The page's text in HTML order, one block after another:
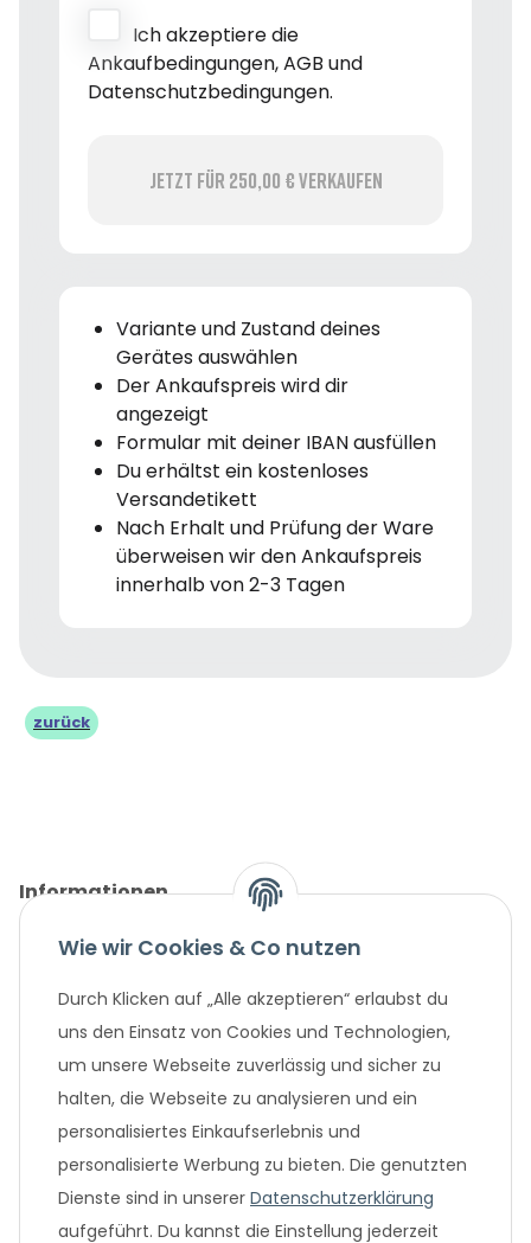
Ich akzeptiere die
Ankaufbedingungen, AGB und
Datenschutzbedingungen.
Jetzt für 250,00 € verkaufen
Variante und Zustand deines
Gerätes auswählen
Der Ankaufspreis wird dir
angezeigt
Formular mit deiner IBAN ausfüllen
Du erhältst ein kostenloses
Versandetikett
Nach Erhalt und Prüfung der Ware
überweisen wir den Ankaufspreis
innerhalb von 2-3 Tagen
zurück
Informationen
Gesetzliche Informationen
Unternehmen
Beliebte Angebote
Wie wir Cookies & Co nutzen
Durch Klicken auf „Alle akzeptieren“ erlaubst du
uns den Einsatz von Cookies und Technologien,
um unsere Webseite zuverlässig und sicher zu
halten, die Webseite zu analysieren und ein
personalisiertes Einkaufserlebnis und
personalisierte Werbung zu bieten. Die genutzten
Dienste sind in unserer Datenschutzerklärung
aufgeführt. Du kannst die Einstellung jederzeit